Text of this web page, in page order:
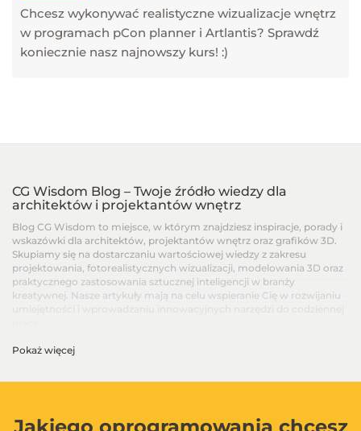
Chcesz wykonywać realistyczne wizualizacje wnętrz
w programach pCon planner i Artlantis? Sprawdź
koniecznie nasz najnowszy kurs! :)
CG Wisdom Blog – Twoje źródło wiedzy dla
architektów i projektantów wnętrz
Blog CG Wisdom to miejsce, w którym znajdziesz inspiracje, porady i
wskazówki dla architektów, projektantów wnętrz oraz grafików 3D.
Skupiamy się na dostarczaniu wartościowej wiedzy z zakresu
projektowania, fotorealistycznych wizualizacji, modelowania 3D oraz
praktycznego zastosowania sztucznej inteligencji w branży
kreatywnej. Nasze artykuły mają na celu wspieranie Cię w rozwijaniu
Artykuły dla architektów i projektantów wnętrz –
Pokaż więcej